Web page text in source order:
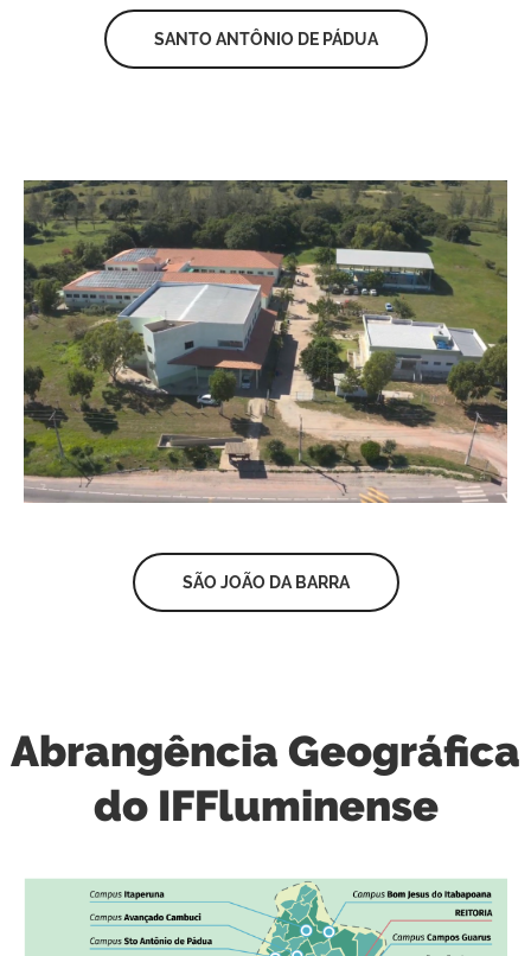
SANTO ANTÔNIO DE PÁDUA
SÃO JOÃO DA BARRA
Abrangência Geográfica
do IFFluminense